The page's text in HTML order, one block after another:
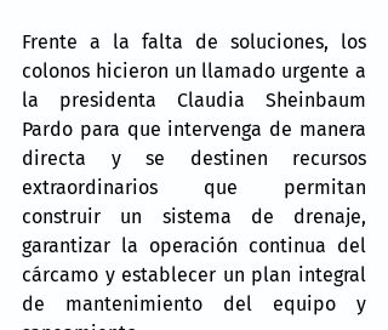
Frente a la falta de soluciones, los
colonos hicieron un llamado urgente a
la presidenta Claudia Sheinbaum
Pardo para que intervenga de manera
directa y se destinen recursos
extraordinarios que permitan
construir un sistema de drenaje,
garantizar la operación continua del
cárcamo y establecer un plan integral
de mantenimiento del equipo y